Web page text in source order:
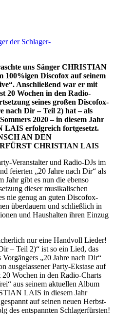
uns Sänger CHRISTIAN
Discofox auf seinem
Anschließend war er mit
20 Wochen in den Radio-
seines großen Discofox-
nach Dir – Teil 2) hat – als
2020 – in diesem Jahr
erfolgreich fortgesetzt.
AN DEN
CHRISTIAN LAIS
Veranstalter und Radio-DJs im
feierten „20 Jahre nach Dir“ als
Jahr gibt es nun die ebenso
dieser musikalischen
nie genug an guten Discofox-
überdauern und schließlich in
und Haushalten ihren Einzug
nur eine Handvoll Lieder!
– Teil 2)“ ist so ein Lied, das
„20 Jahre nach Dir“
ausgelassener Party-Ekstase auf
Wochen in den Radio-Charts
aus seinem aktuellen Album
LAIS in diesem Jahr
auf seinen neuen Herbst-
des entspannten Schlagerfürsten!